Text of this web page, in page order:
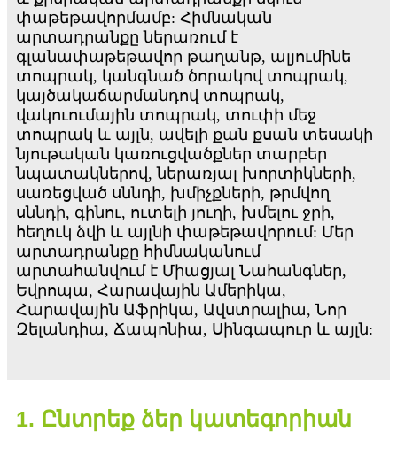
փաթեթավորմամբ: Հիմնական
արտադրանքը ներառում է
գլանափաթեթավոր թաղանթ, ալյումինե
տոպրակ, կանգնած ծորակով տոպրակ,
կայծակաճարմանդով տոպրակ,
վակուումային տոպրակ, տուփի մեջ
տոպրակ և այլն, ավելի քան քսան տեսակի
նյութական կառուցվածքներ տարբեր
նպատակներով, ներառյալ խորտիկների,
սառեցված սննդի, խմիչքների, թրմվող
սննդի, գինու, ուտելի յուղի, խմելու ջրի,
հեղուկ ձվի և այլնի փաթեթավորում: Մեր
արտադրանքը հիմնականում
արտահանվում է Միացյալ Նահանգներ,
Եվրոպա, Հարավային Ամերիկա,
Հարավային Աֆրիկա, Ավստրալիա, Նոր
Զելանդիա, Ճապոնիա, Սինգապուր և այլն:
1. Ընտրեք ձեր կատեգորիան